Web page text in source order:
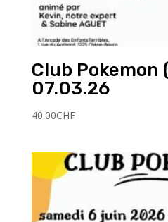
Club Pokemon
07.03.26
40.00CHF